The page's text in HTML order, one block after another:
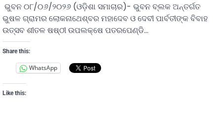
ଭୁବନ ୦୮/୦୬/୨୦୨୬ (ଓଡ଼ିଶା ସମାଚାର)- ଭୁବନ ବ୍ଲକ ଅନ୍ତର୍ଗତ
ଭୁଷଳ ଗ୍ରାମର ଲୋକନାଥେଶ୍ବର ମହାଦେବ ଓ ଦେବୀ ପାର୍ବତୀଙ୍କ ବିବାହ
ଉତ୍ସବ ଶୀତଳ ଷଷ୍ଠୀ ଉପଲକ୍ଷେ ପତରପେଣ୍ଡି…
Share this:
WhatsApp
Like this: